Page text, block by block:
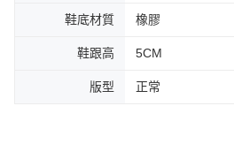
鞋底材質 橡膠
鞋跟高 5CM
版型 正常